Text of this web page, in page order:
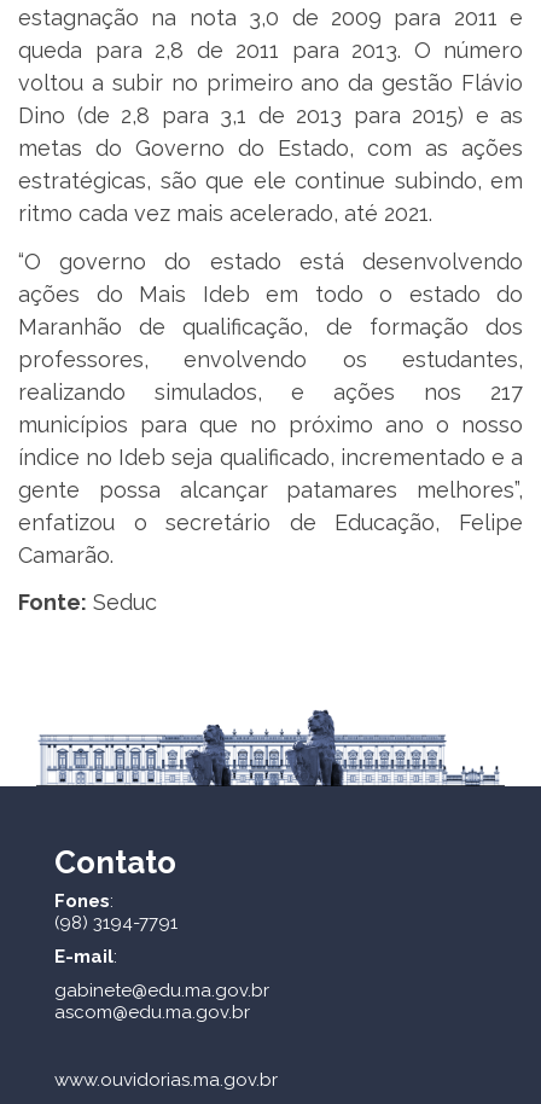
estagnação na nota 3,0 de 2009 para 2011 e
queda para 2,8 de 2011 para 2013. O número
voltou a subir no primeiro ano da gestão Flávio
Dino (de 2,8 para 3,1 de 2013 para 2015) e as
metas do Governo do Estado, com as ações
estratégicas, são que ele continue subindo, em
ritmo cada vez mais acelerado, até 2021.
“O governo do estado está desenvolvendo
ações do Mais Ideb em todo o estado do
Maranhão de qualificação, de formação dos
professores, envolvendo os estudantes,
realizando simulados, e ações nos 217
municípios para que no próximo ano o nosso
índice no Ideb seja qualificado, incrementado e a
gente possa alcançar patamares melhores”,
enfatizou o secretário de Educação, Felipe
Camarão.
Fonte: Seduc
Contato
Fones:
(98) 3194-7791
E-mail:
gabinete@edu.ma.gov.br
ascom@edu.ma.gov.br
www.ouvidorias.ma.gov.br